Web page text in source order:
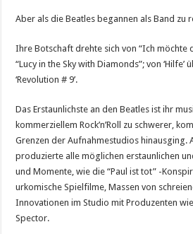
Aber als die Beatles begannen als Band zu
Ihre Botschaft drehte sich von “Ich möchte
“Lucy in the Sky with Diamonds”; von ‘Hilfe’
‘Revolution # 9’.
Das Erstaunlichste an den Beatles ist ihr
kommerziellem Rock’n’Roll zu schwerer,
Grenzen der Aufnahmestudios hinausging.
produzierte alle möglichen erstaunlichen
und Momente, wie die “Paul ist tot” -
urkomische Spielfilme, Massen von
Innovationen im Studio mit Produzenten
Spector.